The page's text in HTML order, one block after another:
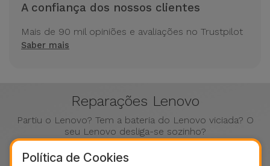
A confiança dos nossos clientes
Mais de 90 mil opiniões e avaliações no Trustpilot
Saber mais
Reparações Lenovo
Partiu o Lenovo? Tem a bateria do Lenovo viciada? O
seu Lenovo desliga-se sozinho?
Saiba como a iServices pode dar uma nova vida ao seu
Lenovo
Política de Cookies